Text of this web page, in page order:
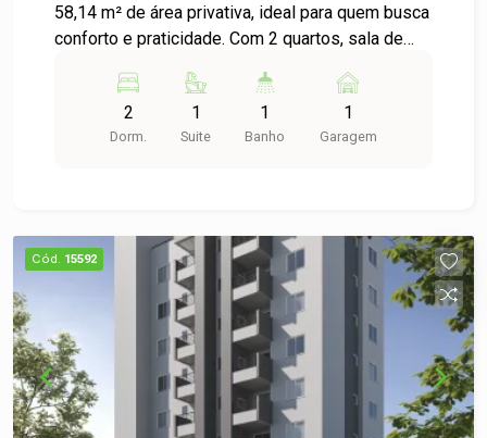
58,14 m² de área privativa, ideal para quem busca
conforto e praticidade. Com 2 quartos, sala de
de serviço, o imóvel oferece ambientes bem
distribuídos e aconchegantes. A sacada com
churrasqueira é perfeita para momentos de lazer
para seu veículo. Localizado em região
estratégica, próximo a comércios, escolas e
serviços, este apartamento combina conforto,
praticidade e qualidade de vida.
2
Dorm.
1
Suite
1
Banho
1
Garagem
Cód. 15592